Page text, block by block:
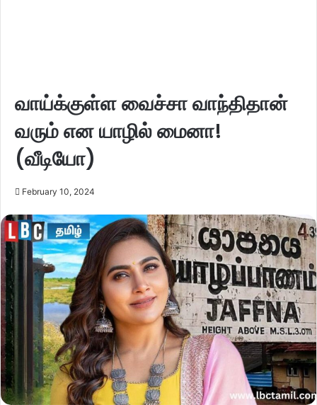
வாய்க்குள்ள வைச்சா வாந்திதான்
வரும் என யாழில் மைனா!
(வீடியோ)
February 10, 2024